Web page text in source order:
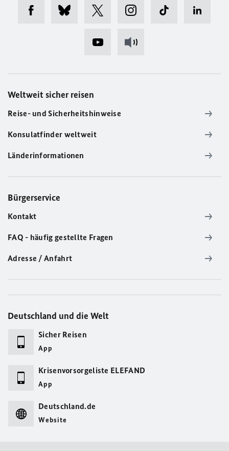
Weltweit sicher reisen
Reise- und Sicherheitshinweise
Konsulatfinder weltweit
Länderinformationen
Bürgerservice
Kontakt
FAQ - häufig gestellte Fragen
Adresse / Anfahrt
Deutschland und die Welt
Sicher Reisen
App
Krisenvorsorgeliste ELEFAND
App
Deutschland.de
Website